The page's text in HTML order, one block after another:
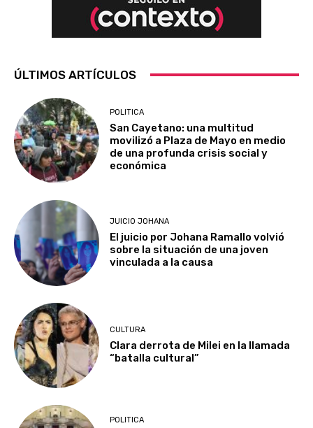
ÚLTIMOS ARTÍCULOS
POLITICA
San Cayetano: una multitud
movilizó a Plaza de Mayo en medio
de una profunda crisis social y
económica
JUICIO JOHANA
El juicio por Johana Ramallo volvió
sobre la situación de una joven
vinculada a la causa
CULTURA
Clara derrota de Milei en la llamada
“batalla cultural”
POLITICA